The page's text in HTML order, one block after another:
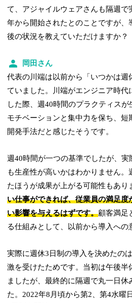
て、アジャイルウェアさんも隔週で
年から開始されたとのことですが、
後の状況を教えていただけますか？
岡田さん
代表の川端は以前から「いつかは週
ていました。川端がエンジニア時代
した際、週40時間のプラクティスが
モチベーションと集中力を保ち、短
開発手法だと感じたそうです。
週40時間が一つの基準でしたが、
も生産性が高いかはわかりません。
たほうが成果が上がる可能性もあり
い仕事ができれば、従業員の満足度
い影響を与えるはずです。顧客満足
る仕組みとして、以前から導入への
実際に週休3日制の導入を決めたの
激を受けたためです。当初は午後半
ましたが、最終的に隔週で丸一日休
た。2022年8月頃から第2、第4水曜